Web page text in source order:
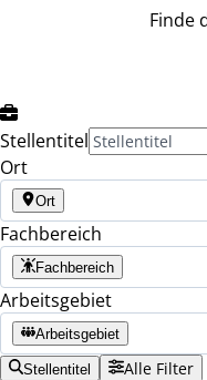
Finde
Stellentitel
Ort
Ort
Fachbereich
Fachbereich
Arbeitsgebiet
Arbeitsgebiet
Stellentitel Alle Filter